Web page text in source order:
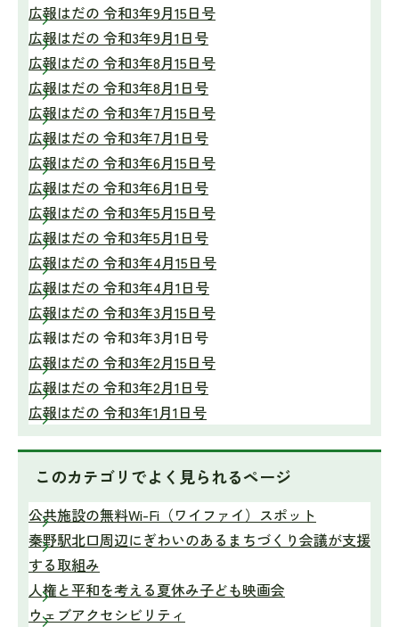
広報はだの 令和3年9月15日号
広報はだの 令和3年9月1日号
広報はだの 令和3年8月15日号
広報はだの 令和3年8月1日号
広報はだの 令和3年7月15日号
広報はだの 令和3年7月1日号
広報はだの 令和3年6月15日号
広報はだの 令和3年6月1日号
広報はだの 令和3年5月15日号
広報はだの 令和3年5月1日号
広報はだの 令和3年4月15日号
広報はだの 令和3年4月1日号
広報はだの 令和3年3月15日号
広報はだの 令和3年3月1日号
広報はだの 令和3年2月15日号
広報はだの 令和3年2月1日号
広報はだの 令和3年1月1日号
このカテゴリでよく見られるページ
公共施設の無料Wi-Fi（ワイファイ）スポット
秦野駅北口周辺にぎわいのあるまちづくり会議が支援
する取組み
人権と平和を考える夏休み子ども映画会
ウェブアクセシビリティ